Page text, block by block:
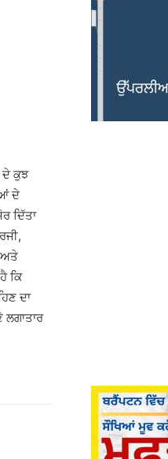
ਦੇ ਕੁਝ
ਦੇ
ਦਿੱਤਾ
ਅਤੇ
ਕਿ
ਦਾ